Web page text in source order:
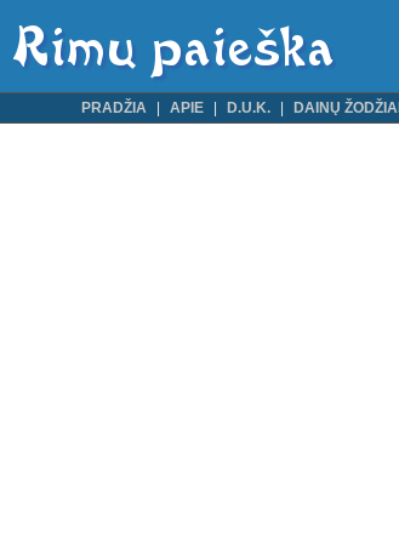
PRADŽIA APIE D.U.K. DAINŲ ŽODŽIAI